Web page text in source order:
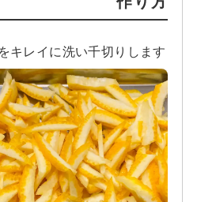
キレイに洗い千切りします